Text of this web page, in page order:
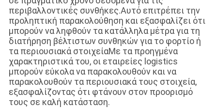
περιβαλλοντικές συνθήκες.Αυτό επιτρέπει την
προληπτική παρακολούθηση και εξασφαλίζει ότι
μπορούν να ληφθούν τα κατάλληλα μέτρα για τη
διατήρηση βέλτιστων συνθηκών για το φορτίο ή
τα περιουσιακά στοιχείαΜε τα προηγμένα
χαρακτηριστικά του, οι εταιρείες logistics
μπορούν εύκολα να παρακολουθούν και να
παρακολουθούν τα περιουσιακά τους στοιχεία,
εξασφαλίζοντας ότι φτάνουν στον προορισμό
τους σε καλή κατάσταση.